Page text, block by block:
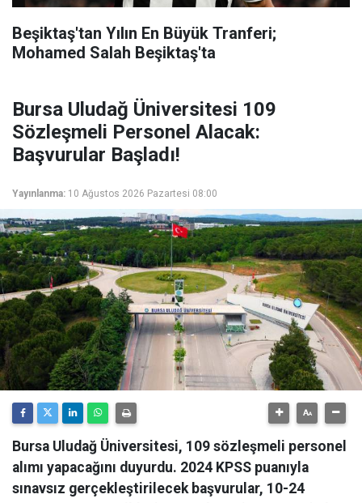
Beşiktaş'tan Yılın En Büyük Tranferi;
Mohamed Salah Beşiktaş'ta
Bursa Uludağ Üniversitesi 109
Sözleşmeli Personel Alacak:
Başvurular Başladı!
Yayınlanma: 10 Ağustos 2026 Pazartesi 08:00
Bursa Uludağ Üniversitesi, 109 sözleşmeli personel
alımı yapacağını duyurdu. 2024 KPSS puanıyla
sınavsız gerçekleştirilecek başvurular, 10-24